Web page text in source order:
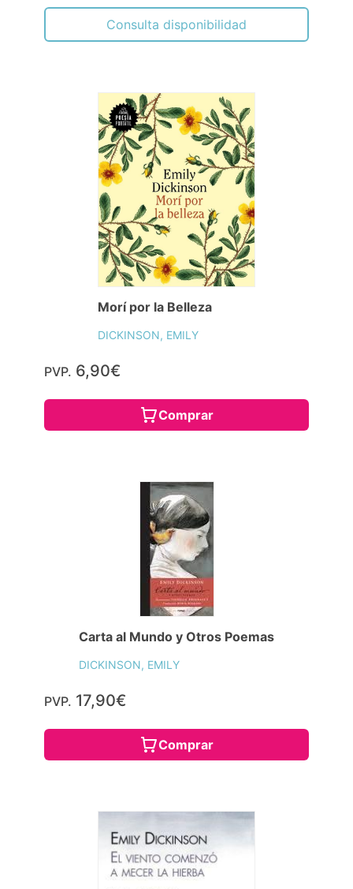
Consulta disponibilidad
Morí por la Belleza
DICKINSON, EMILY
PVP. 6,90€
Comprar
Carta al Mundo y Otros Poemas
DICKINSON, EMILY
PVP. 17,90€
Comprar